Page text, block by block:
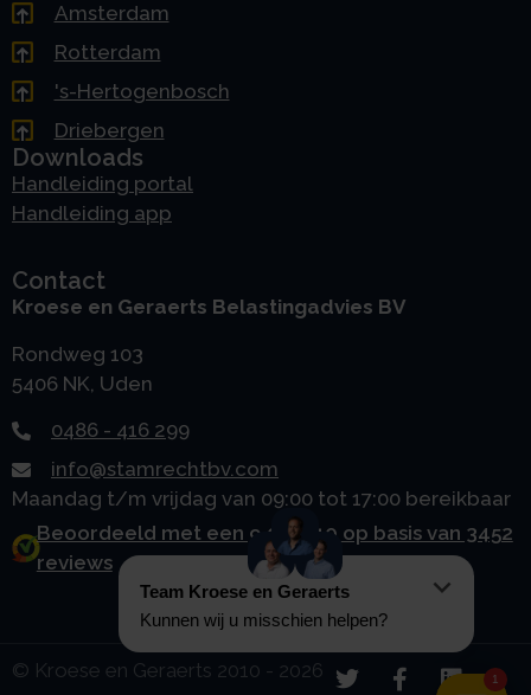
Amsterdam
Rotterdam
's-Hertogenbosch
Driebergen
Downloads
Handleiding portal
Handleiding app
Contact
Kroese en Geraerts Belastingadvies BV
Rondweg 103
5406 NK, Uden
0486 - 416 299
info@stamrechtbv.com
Maandag t/m vrijdag van 09:00 tot 17:00 bereikbaar
Beoordeeld met een 9.0 uit 10 op basis van 3452
reviews
© Kroese en Geraerts 2010 - 2026